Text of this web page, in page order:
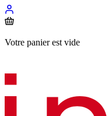
Votre panier est vide